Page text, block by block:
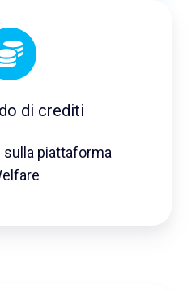
di crediti
piattaforma